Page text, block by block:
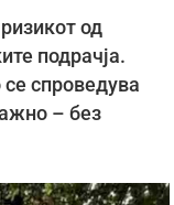
од
подрачја.
спроведува
– без